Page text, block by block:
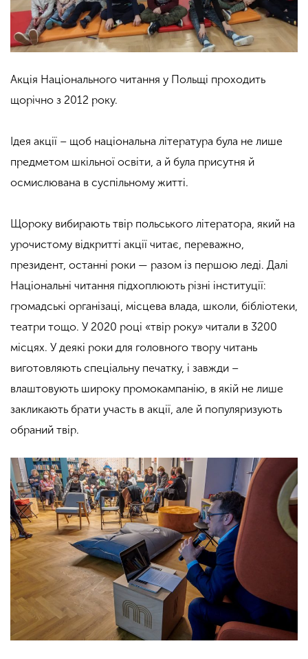
Акція Національного читання у Польщі проходить
щорічно з 2012 року.
Ідея акції – щоб національна література була не лише
предметом шкільної освіти, а й була присутня й
осмислювана в суспільному житті.
Щороку вибирають твір польського літератора, який на
урочистому відкритті акції читає, переважно,
президент, останні роки — разом із першою леді. Далі
Національні читання підхоплюють різні інституції:
громадські організаці, місцева влада, школи, бібліотеки,
театри тощо. У 2020 році «твір року» читали в 3200
місцях. У деякі роки для головного твору читань
виготовляють спеціальну печатку, і завжди –
влаштовують широку промокампанію, в якій не лише
закликають брати участь в акції, але й популяризують
обраний твір.